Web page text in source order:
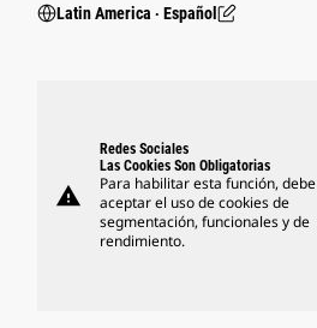
Latin America ‧ Español
warning
Redes Sociales
Las Cookies Son Obligatorias
Para habilitar esta función, debe
aceptar el uso de cookies de
segmentación, funcionales y de
rendimiento.